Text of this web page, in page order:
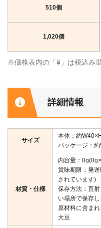
510個
1,020個
※価格表内の「¥」は税込み
詳細情報
サイズ
本体：約
パッケージ：
材質・仕様
内容量：
賞味期限：発
されています)
保存方法：直
い場所で保存し
原材料に含ま
大豆